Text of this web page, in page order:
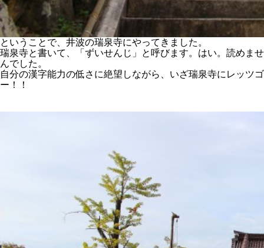
ということで、井波の瑞泉寺にやってきました。
瑞泉寺と書いて、「ずいせんじ」と呼びます。はい。読めませ
んでした。
自分の漢字能力の低さに絶望しながら、いざ瑞泉寺にレッツゴ
ー！！